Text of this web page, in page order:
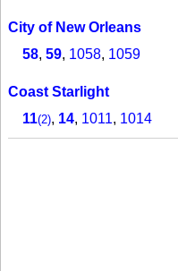
City of New Orleans
58, 59, 1058, 1059
Coast Starlight
11(2), 14, 1011, 1014